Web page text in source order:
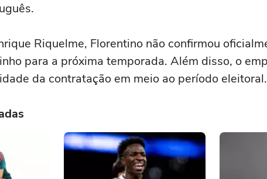
Riquelme, Florentino não confirmou
para a próxima temporada. Além disso, o
da contratação em meio ao período eleitoral.